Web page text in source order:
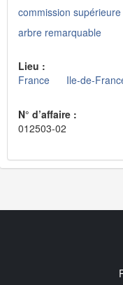
commission
arbre remarquable
Lieu :
France
Ile-de-
N° d’affaire :
012503-02